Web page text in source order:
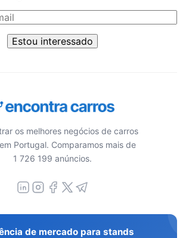
Estou interessado
os melhores negócios de carros
Portugal. Comparamos mais de
1 726 199 anúncios.
de mercado para stands